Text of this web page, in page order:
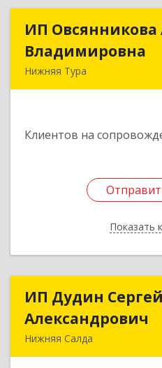
ИП Овсянникова
Владимировна
Нижняя Тура
Клиентов на
Показать
ИП
ИП Дудин Сергей
Александрович
Нижняя Салда